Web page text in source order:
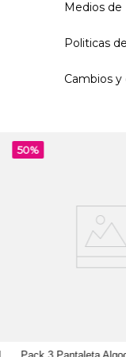
Medios de
Politicas
Cambios
50%